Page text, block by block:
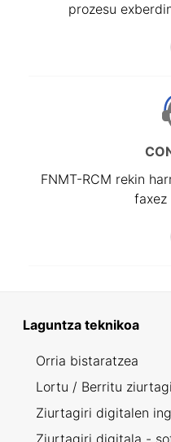
prozesu
FNMT-RCM rekin
faxez
Laguntza teknikoa
Orria bistaratzea
Lortu / Berritu
Ziurtagiri digitalen